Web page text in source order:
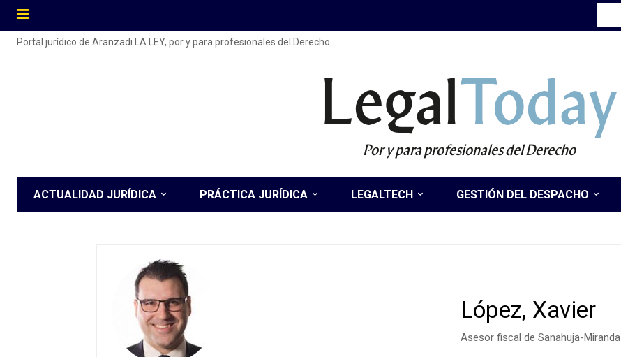
Portal jurídico de Aranzadi LA LEY, por y para profesionales del Derecho
LegalToday
Por y para profesionales del Derecho
ACTUALIDAD JURÍDICA PRÁCTICA JURÍDICA LEGALTECH GESTIÓN DEL DESPACHO
López, Xavier
Asesor fiscal de Sanahuja-Miranda